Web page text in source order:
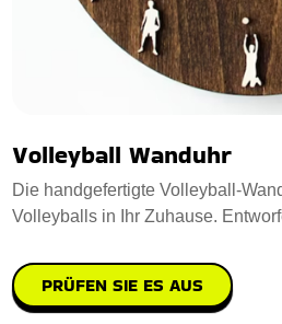
Volleyball Wanduhr
Die handgefertigte Volleyball-
Volleyballs in Ihr Zuhause.
PRÜFEN SIE ES AUS